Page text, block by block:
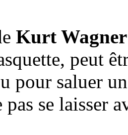
Kurt Wagner
peut
pour saluer
se laisser